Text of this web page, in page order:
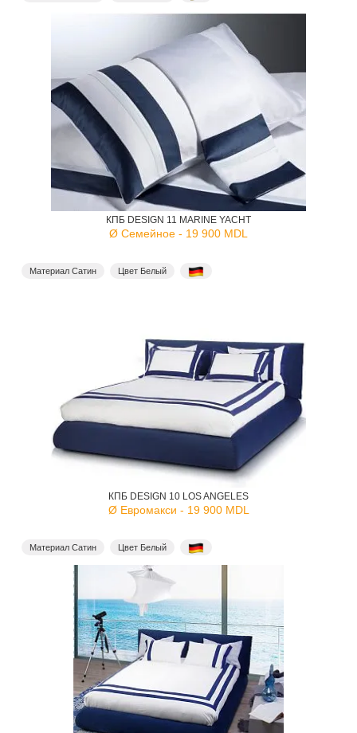
КПБ DESIGN 11 MARINE YACHT
Ø Семейное - 19 900 MDL
Материал Сатин Цвет Белый
КПБ DESIGN 10 LOS ANGELES
Ø Евромакси - 19 900 MDL
Материал Сатин Цвет Белый